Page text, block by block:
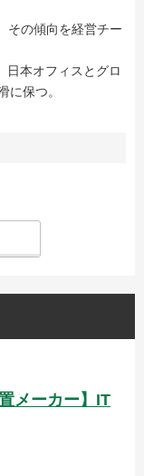
その傾向を経営チー
日本オフィスとグロ
に保つ。
メーカー】IT